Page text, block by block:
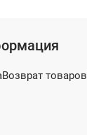
Возврат товаров